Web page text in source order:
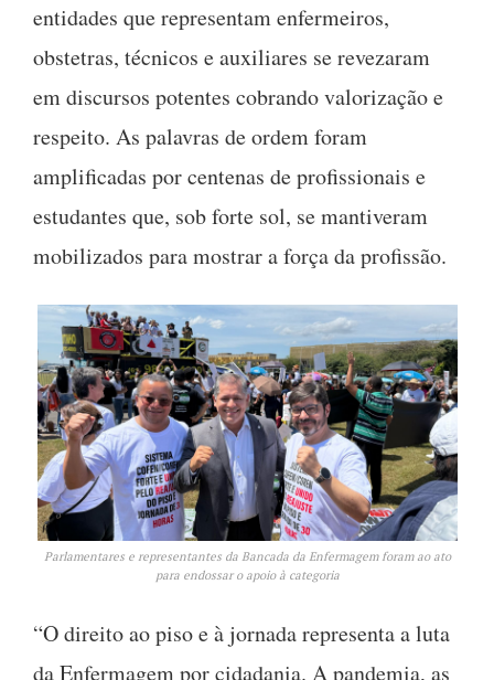
entidades que representam enfermeiros,
obstetras, técnicos e auxiliares se revezaram
em discursos potentes cobrando valorização e
respeito. As palavras de ordem foram
amplificadas por centenas de profissionais e
estudantes que, sob forte sol, se mantiveram
mobilizados para mostrar a força da profissão.
Parlamentares e representantes da Bancada da Enfermagem foram ao ato
para endossar o apoio à categoria
“O direito ao piso e à jornada representa a luta
da Enfermagem por cidadania. A pandemia, as